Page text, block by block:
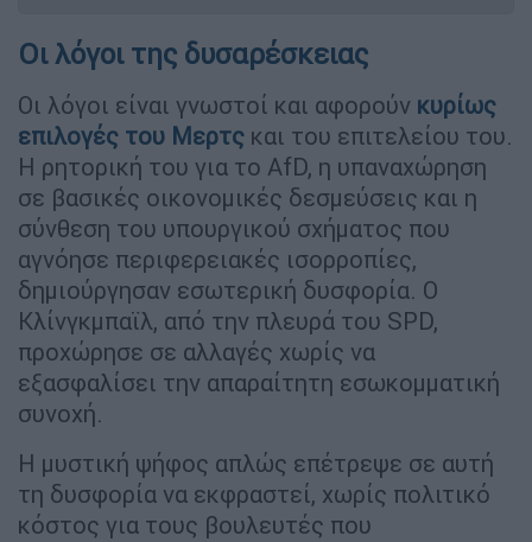
Οι λόγοι της δυσαρέσκειας
Οι λόγοι είναι γνωστοί και αφορούν κυρίως
επιλογές του Μερτς και του επιτελείου του.
Η ρητορική του για το AfD, η υπαναχώρηση
σε βασικές οικονομικές δεσμεύσεις και η
σύνθεση του υπουργικού σχήματος που
αγνόησε περιφερειακές ισορροπίες,
δημιούργησαν εσωτερική δυσφορία. Ο
Κλίνγκμπαϊλ, από την πλευρά του SPD,
προχώρησε σε αλλαγές χωρίς να
εξασφαλίσει την απαραίτητη εσωκομματική
συνοχή.
Η μυστική ψήφος απλώς επέτρεψε σε αυτή
τη δυσφορία να εκφραστεί, χωρίς πολιτικό
κόστος για τους βουλευτές που